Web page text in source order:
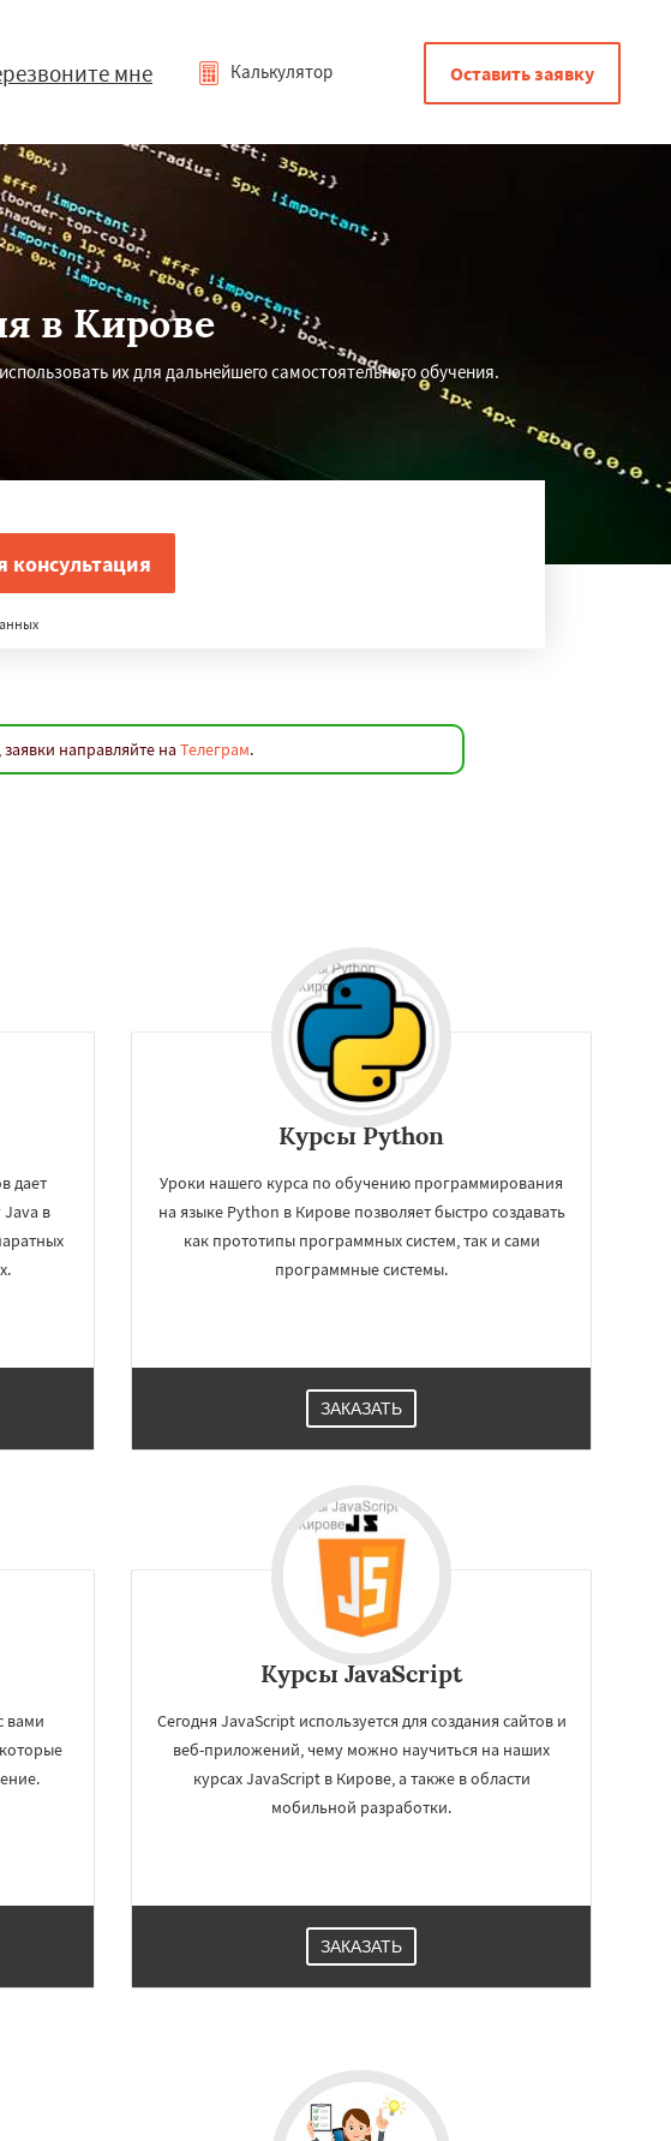
мне Калькулятор Оставить заявку
в Кирове
их для дальнейшего самостоятельного обучения.
направляйте на Телеграм.
дает
в
Курсы Python
Уроки нашего курса по обучению программирования
на языке Python в Кирове позволяет быстро создавать
как прототипы программных систем, так и сами
программные системы.
ЗАКАЗАТЬ
вами
Курсы JavaScript
Сегодня JavaScript используется для создания сайтов и
веб-приложений, чему можно научиться на наших
курсах JavaScript в Кирове, а также в области
мобильной разработки.
ЗАКАЗАТЬ